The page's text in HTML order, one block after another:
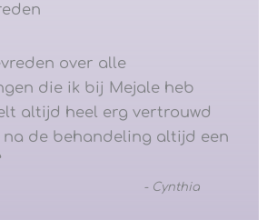
over alle
die ik bij Mejale heb
altijd heel erg vertrouwd
na de behandeling altijd een
- Cynthia